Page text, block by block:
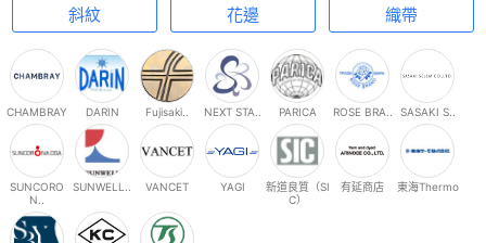
斜紋 花邊 織帶
CHAMBRAY DARIN Fujisaki.. NEXT STA.. PARICA ROSE BRA.. SASAKI S..
SUNCORO
N..
SUNWELL.. VANCET YAGI
新道良質（SI
C）
有延商店 東海Thermo